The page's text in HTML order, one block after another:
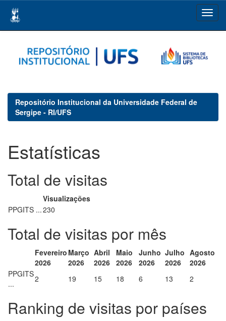
navigation
Repositório Institucional da Universidade Federal de
Sergipe - RI/UFS
Estatísticas
Total de visitas
Visualizações
PPGITS ...230
Total de visitas por mês
Fevereiro
2026
Março
2026
Abril
2026
Maio
2026
Junho
2026
Julho
2026
Agosto
2026
PPGITS
...
2 19 15 18 6 13 2
Ranking de visitas por países